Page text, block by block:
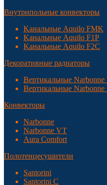
Внутрипольные конвекторы
Kанальные Aquilo FMK
Kанальные Aquilo F1P
Kанальные Aquilo F2C
Декоративные радиаторы
Вертикальные Narbonne
Вертикальные
Конвекторы
Narbonne
Narbonne VT
Aura Comfort
Полотенцесушители
Santorini
Santorini С